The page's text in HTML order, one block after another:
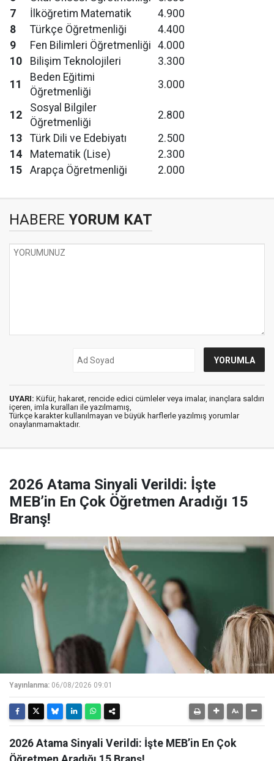
7
İlköğretim Matematik
4.900
8
Türkçe Öğretmenliği
4.400
9
Fen Bilimleri Öğretmenliği 4.000
10
Bilişim Teknolojileri
3.300
11
Beden Eğitimi
Öğretmenliği
3.000
12
Sosyal Bilgiler
Öğretmenliği
2.800
13
Türk Dili ve Edebiyatı
2.500
14
Matematik (Lise)
2.300
15
Arapça Öğretmenliği 2.000
HABERE YORUM KAT
UYARI: Küfür, hakaret, rencide edici cümleler veya imalar, inançlara saldırı
içeren, imla kuralları ile yazılmamış,
Türkçe karakter kullanılmayan ve büyük harflerle yazılmış yorumlar
onaylanmamaktadır.
2026 Atama Sinyali Verildi: İşte
MEB’in En Çok Öğretmen Aradığı 15
Branş!
Yayınlanma: 06/08/2026 09:01
2026 Atama Sinyali Verildi: İşte MEB’in En Çok